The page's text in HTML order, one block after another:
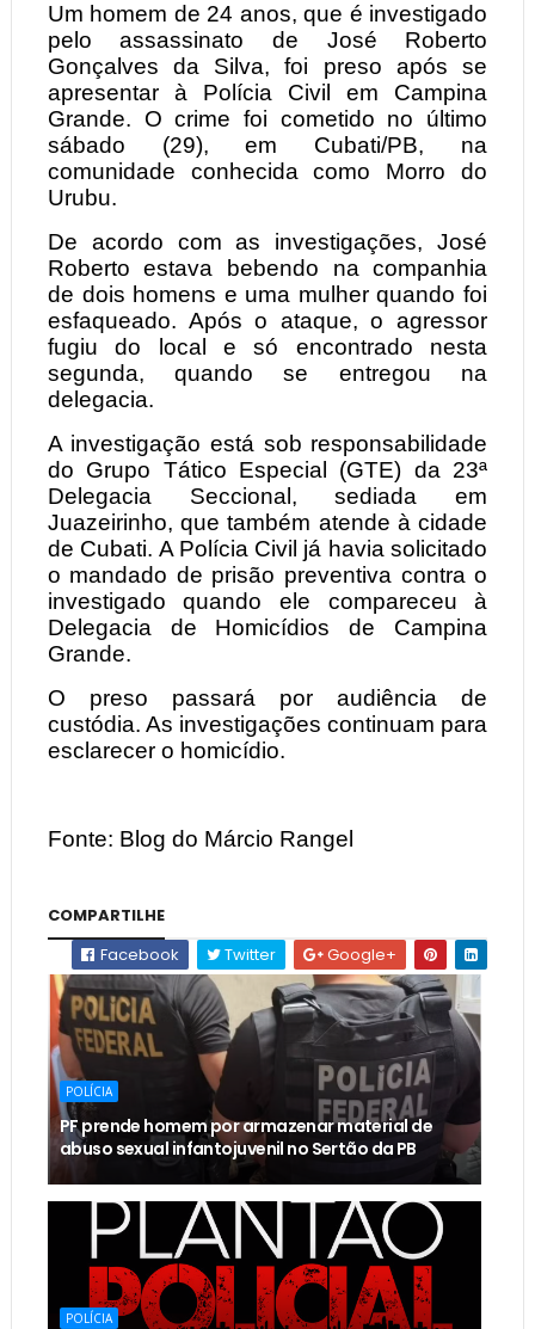
Um homem de 24 anos, que é investigado
pelo assassinato de José Roberto
Gonçalves da Silva, foi preso após se
apresentar à Polícia Civil em Campina
Grande. O crime foi cometido no último
sábado (29), em Cubati/PB, na
comunidade conhecida como Morro do
Urubu.
De acordo com as investigações, José
Roberto estava bebendo na companhia
de dois homens e uma mulher quando foi
esfaqueado. Após o ataque, o agressor
fugiu do local e só encontrado nesta
segunda, quando se entregou na
delegacia.
A investigação está sob responsabilidade
do Grupo Tático Especial (GTE) da 23ª
Delegacia Seccional, sediada em
Juazeirinho, que também atende à cidade
de Cubati. A Polícia Civil já havia solicitado
o mandado de prisão preventiva contra o
investigado quando ele compareceu à
Delegacia de Homicídios de Campina
Grande.
O preso passará por audiência de
custódia. As investigações continuam para
esclarecer o homicídio.
Fonte: Blog do Márcio Rangel
COMPARTILHE
Facebook
Twitter Google+
POLÍCIA
PF prende homem por armazenar material de
abuso sexual infantojuvenil no Sertão da PB
POLÍCIA